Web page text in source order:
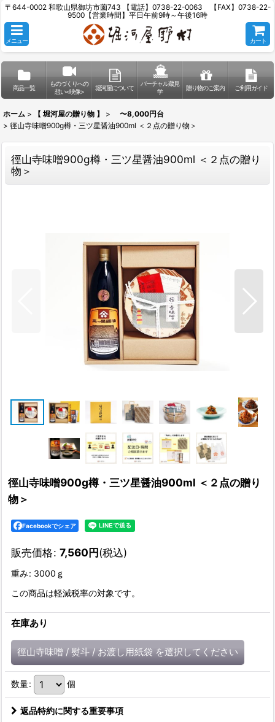
〒644-0002 和歌山県御坊市薗743 【電話】0738-22-0063 【FAX】0738-22-
9500【営業時間】平日午前9時～午後16時
メニュー カート
商品一覧
ものづくりへの
想い<映像>
堀河屋について
バーチャル蔵見
学
贈り物のご案内 ご利用ガイド
ホーム > 【 堀河屋の贈り物 】 >
〜8,000円台
> 徑山寺味噌900g樽・三ツ星醤油900ml ＜２点の贈り物＞
徑山寺味噌900g樽・三ツ星醤油900ml ＜２点の贈り
物＞
徑山寺味噌900g樽・三ツ星醤油900ml ＜２点の贈り
物＞
Facebookでシェア
販売価格: 7,560円(税込)
重み: 3000ｇ
この商品は軽減税率の対象です。
在庫あり
徑山寺味噌 / 熨斗 / お渡し用紙袋 を選択してください
数量: 個
返品特約に関する重要事項